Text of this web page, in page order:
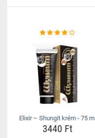
Elixir – Shungit krém - 75 ml
3440 Ft